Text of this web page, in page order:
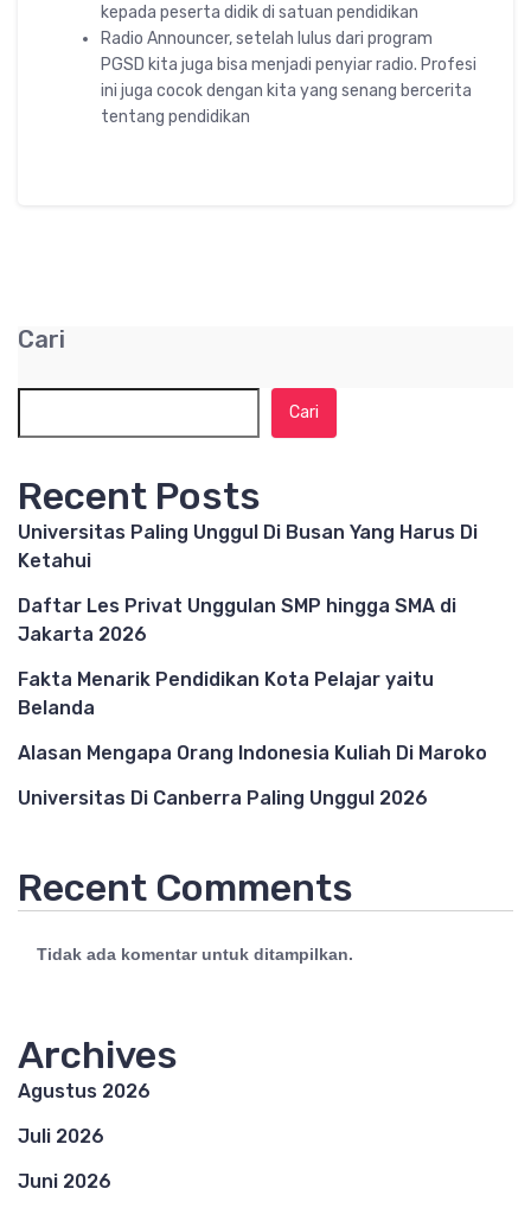
kepada peserta didik di satuan pendidikan
Radio Announcer, setelah lulus dari program
PGSD kita juga bisa menjadi penyiar radio. Profesi
ini juga cocok dengan kita yang senang bercerita
tentang pendidikan
Cari
Cari
Recent Posts
Universitas Paling Unggul Di Busan Yang Harus Di
Ketahui
Daftar Les Privat Unggulan SMP hingga SMA di
Jakarta 2026
Fakta Menarik Pendidikan Kota Pelajar yaitu
Belanda
Alasan Mengapa Orang Indonesia Kuliah Di Maroko
Universitas Di Canberra Paling Unggul 2026
Recent Comments
Tidak ada komentar untuk ditampilkan.
Archives
Agustus 2026
Juli 2026
Juni 2026